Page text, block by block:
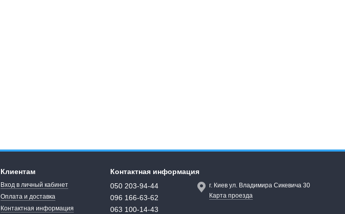
Клиентам
Вход в личный кабинет
Оплата и доставка
Контактная информация
Контактная информация
050 203-94-44
096 166-63-62
063 100-14-43
г. Киев ул. Владимира Сикевича 30
Карта проезда